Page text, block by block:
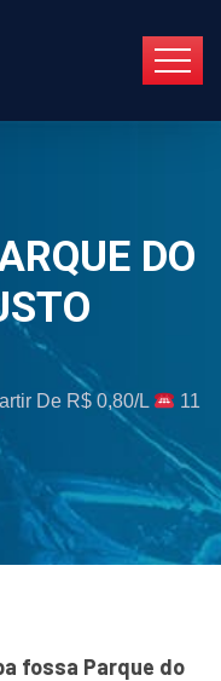
DO
De R$ 0,80/L
11
fossa Parque do